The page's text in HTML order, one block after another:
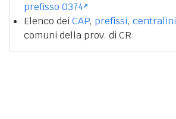
prefisso 0374
Elenco dei CAP, prefissi, centralini
comuni della prov. di CR